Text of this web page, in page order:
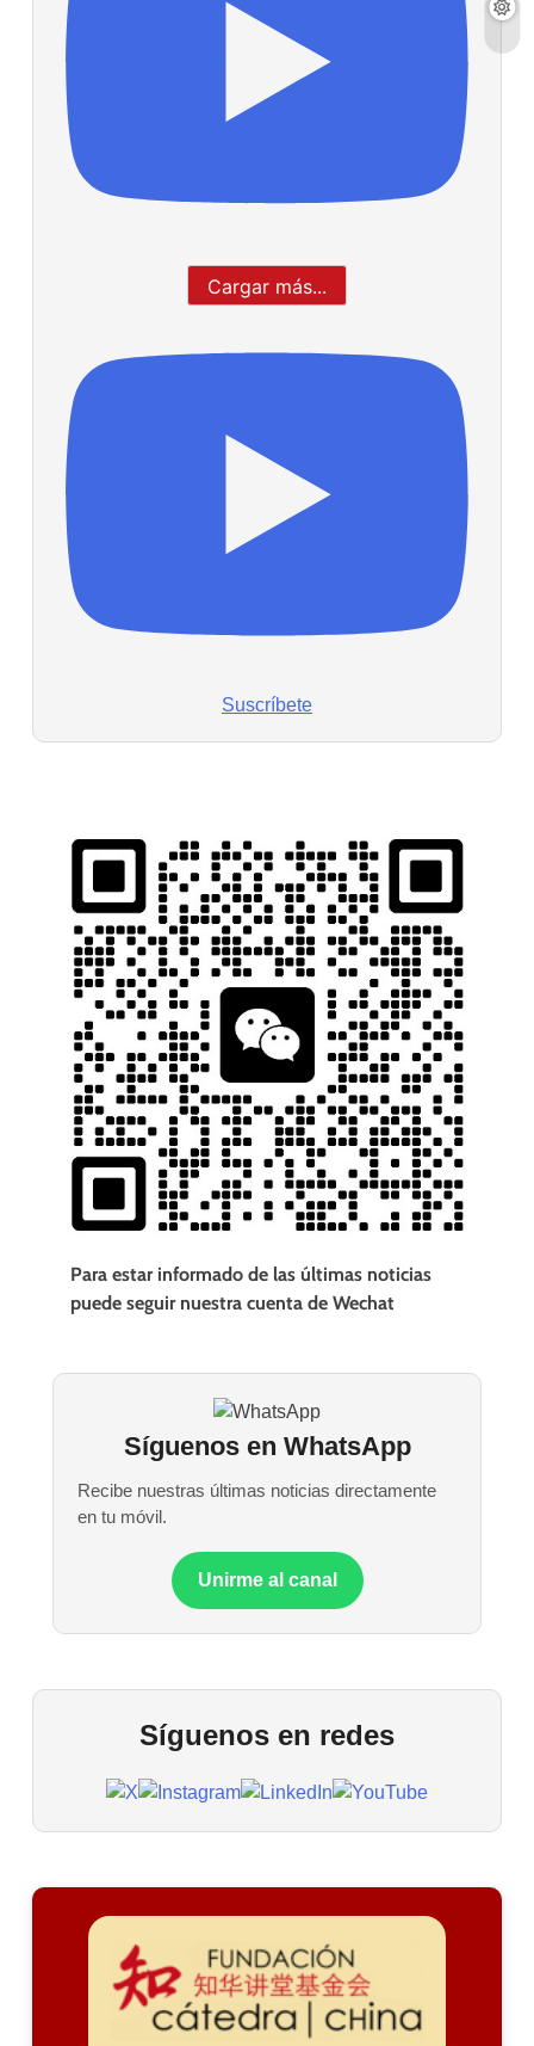
Cargar más...
Suscríbete
Para estar informado de las últimas noticias
puede seguir nuestra cuenta de Wechat
Síguenos en WhatsApp
Recibe nuestras últimas noticias directamente
en tu móvil.
Unirme al canal
Síguenos en redes